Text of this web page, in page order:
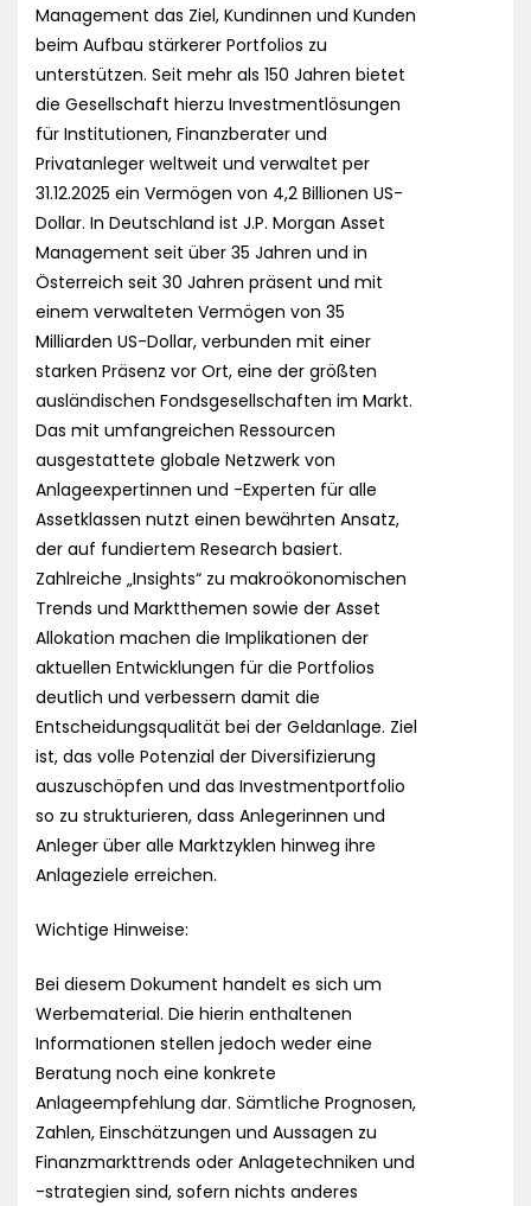
Management das Ziel, Kundinnen und Kunden
beim Aufbau stärkerer Portfolios zu
unterstützen. Seit mehr als 150 Jahren bietet
die Gesellschaft hierzu Investmentlösungen
für Institutionen, Finanzberater und
Privatanleger weltweit und verwaltet per
31.12.2025 ein Vermögen von 4,2 Billionen US-
Dollar. In Deutschland ist J.P. Morgan Asset
Management seit über 35 Jahren und in
Österreich seit 30 Jahren präsent und mit
einem verwalteten Vermögen von 35
Milliarden US-Dollar, verbunden mit einer
starken Präsenz vor Ort, eine der größten
ausländischen Fondsgesellschaften im Markt.
Das mit umfangreichen Ressourcen
ausgestattete globale Netzwerk von
Anlageexpertinnen und -Experten für alle
Assetklassen nutzt einen bewährten Ansatz,
der auf fundiertem Research basiert.
Zahlreiche „Insights“ zu makroökonomischen
Trends und Marktthemen sowie der Asset
Allokation machen die Implikationen der
aktuellen Entwicklungen für die Portfolios
deutlich und verbessern damit die
Entscheidungsqualität bei der Geldanlage. Ziel
ist, das volle Potenzial der Diversifizierung
auszuschöpfen und das Investmentportfolio
so zu strukturieren, dass Anlegerinnen und
Anleger über alle Marktzyklen hinweg ihre
Anlageziele erreichen.
Wichtige Hinweise:
Bei diesem Dokument handelt es sich um
Werbematerial. Die hierin enthaltenen
Informationen stellen jedoch weder eine
Beratung noch eine konkrete
Anlageempfehlung dar. Sämtliche Prognosen,
Zahlen, Einschätzungen und Aussagen zu
Finanzmarkttrends oder Anlagetechniken und
-strategien sind, sofern nichts anderes